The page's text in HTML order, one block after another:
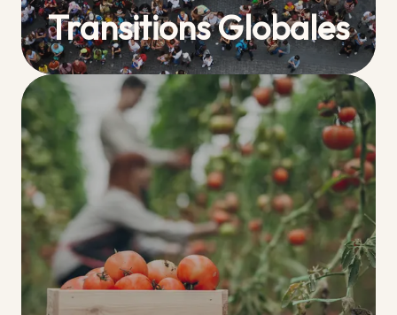
Transitions Globales